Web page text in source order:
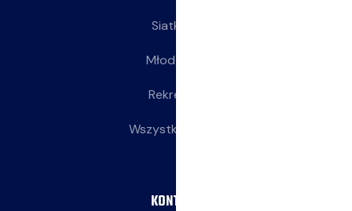
Siatkarki
Młodziczki
Rekreacja
Wszystkie wpisy
KONTAKT